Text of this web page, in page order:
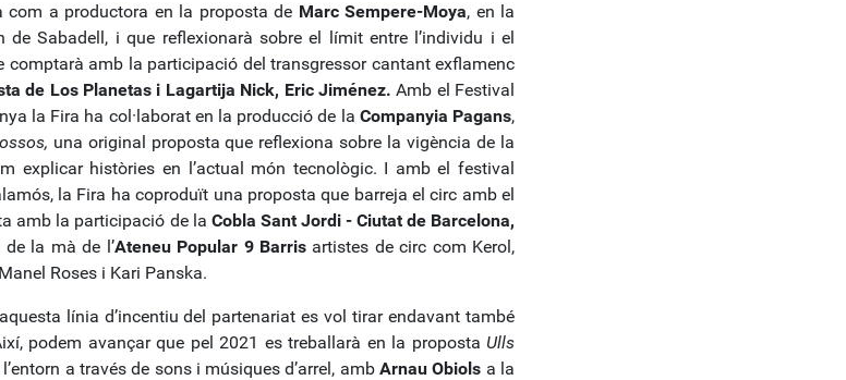
com a productora en la proposta de Marc Sempere-Moya, en la
de Sabadell, i que reflexionarà sobre el límit entre l’individu i el
comptarà amb la participació del transgressor cantant exflamenc
de Los Planetas i Lagartija Nick, Eric Jiménez. Amb el Festival
la Fira ha col·laborat en la producció de la Companyia Pagans,
una original proposta que reflexiona sobre la vigència de la
explicar històries en l’actual món tecnològic. I amb el festival
la Fira ha coproduït una proposta que barreja el circ amb el
amb la participació de la Cobla Sant Jordi - Ciutat de Barcelona,
de la mà de l’Ateneu Popular 9 Barris artistes de circ com Kerol,
Roses i Kari Panska.
línia d’incentiu del partenariat es vol tirar endavant també
podem avançar que pel 2021 es treballarà en la proposta Ulls
a través de sons i músiques d’arrel, ambArnau Obiols a la